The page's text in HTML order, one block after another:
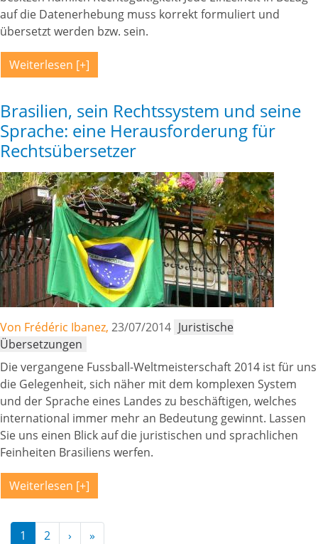
auf die Datenerhebung muss korrekt formuliert und
übersetzt werden bzw. sein.
Weiterlesen
Brasilien, sein Rechtssystem und seine
Sprache: eine Herausforderung für
Rechtsübersetzer
Von Frédéric Ibanez, 23/07/2014 Juristische
Übersetzungen
Die vergangene Fussball-Weltmeisterschaft 2014 ist für uns
die Gelegenheit, sich näher mit dem komplexen System
und der Sprache eines Landes zu beschäftigen, welches
international immer mehr an Bedeutung gewinnt. Lassen
Sie uns einen Blick auf die juristischen und sprachlichen
Feinheiten Brasiliens werfen.
Weiterlesen
Pagination
1 2 › Next page
»